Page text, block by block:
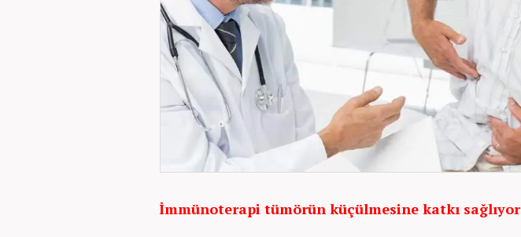
İmmünoterapi tümörün küçülmesine katkı sağlıyor